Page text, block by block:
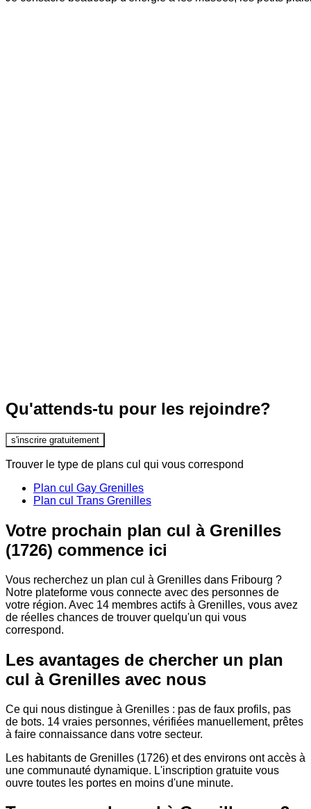
Qu'attends-tu pour les rejoindre?
s'inscrire gratuitement
Trouver le type de plans cul qui vous correspond
Plan cul Gay Grenilles
Plan cul Trans Grenilles
Votre prochain plan cul à Grenilles
(1726) commence ici
Vous recherchez un plan cul à Grenilles dans Fribourg ?
Notre plateforme vous connecte avec des personnes de
votre région. Avec 14 membres actifs à Grenilles, vous avez
de réelles chances de trouver quelqu'un qui vous
correspond.
Les avantages de chercher un plan
cul à Grenilles avec nous
Ce qui nous distingue à Grenilles : pas de faux profils, pas
de bots. 14 vraies personnes, vérifiées manuellement, prêtes
à faire connaissance dans votre secteur.
Les habitants de Grenilles (1726) et des environs ont accès à
une communauté dynamique. L'inscription gratuite vous
ouvre toutes les portes en moins d'une minute.